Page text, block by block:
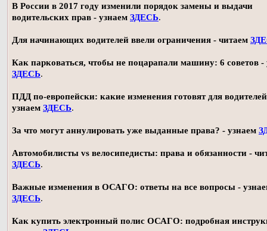
В России в 2017 году изменили порядок замены и выдачи
водительских прав - узнаем ЗДЕСЬ.
Для начинающих водителей ввели ограничения - читаем
Как парковаться, чтобы не поцарапали машину: 6 советов -
ЗДЕСЬ.
ПДД по-европейски: какие изменения готовят для
узнаем ЗДЕСЬ.
За что могут аннулировать уже выданные права? - узнаем
Автомобилисты vs велосипедисты: права и обязанности -
ЗДЕСЬ.
Важные изменения в ОСАГО: ответы на все вопросы -
ЗДЕСЬ.
Как купить электронный полис ОСАГО: подробная